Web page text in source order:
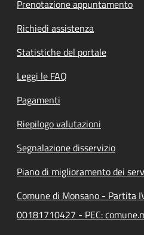
Prenotazione appuntamento
Richiedi assistenza
Statistiche del portale
Leggi le FAQ
Pagamenti
Riepilogo valutazioni
Segnalazione disservizio
Piano di miglioramento dei
Comune di Monsano - Partita
00181710427 - PEC: